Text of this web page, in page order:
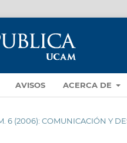
AVISOS ACERCA DE
6 (2006): COMUNICACIÓN Y